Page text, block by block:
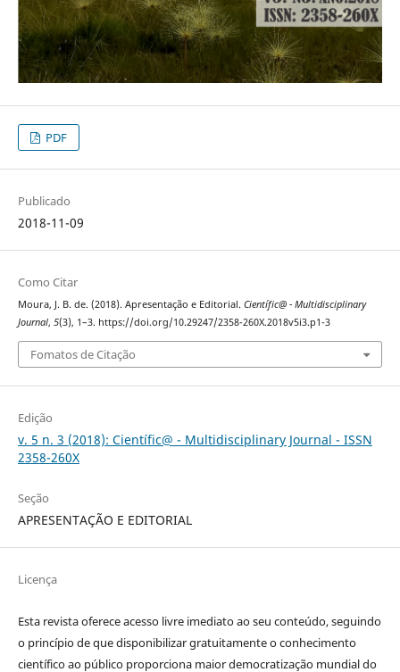
PDF
Publicado
2018-11-09
Como Citar
Moura, J. B. de. (2018). Apresentação e Editorial. Científic@ - Multidisciplinary
Journal, 5(3), 1–3. https://doi.org/10.29247/2358-260X.2018v5i3.p1-3
Fomatos de Citação
Edição
v. 5 n. 3 (2018): Científic@ - Multidisciplinary Journal - ISSN
2358-260X
Seção
APRESENTAÇÃO E EDITORIAL
Licença
Esta revista oferece acesso livre imediato ao seu conteúdo, seguindo
o princípio de que disponibilizar gratuitamente o conhecimento
científico ao público proporciona maior democratização mundial do